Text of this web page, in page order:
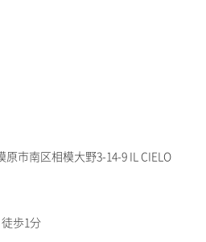
市南区相模大野3-14-9 IL CIELO
歩1分